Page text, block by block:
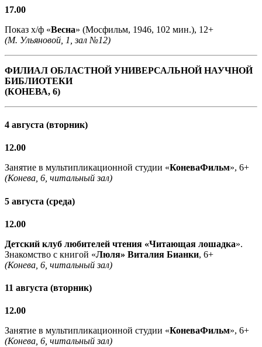
17.00
Показ х/ф «Весна» (Мосфильм, 1946, 102 мин.), 12+
(М. Ульяновой, 1, зал №12)
ФИЛИАЛ ОБЛАСТНОЙ УНИВЕРСАЛЬНОЙ НАУЧНОЙ
БИБЛИОТЕКИ
(КОНЕВА, 6)
4 августа (вторник)
12.00
Занятие в мультипликационной студии «КоневаФильм», 6+
(Конева, 6, читальный зал)
5 августа (среда)
12.00
Детский клуб любителей чтения «Читающая лошадка».
Знакомство с книгой «Люля» Виталия Бианки, 6+
(Конева, 6, читальный зал)
11 августа (вторник)
12.00
Занятие в мультипликационной студии «КоневаФильм», 6+
(Конева, 6, читальный зал)